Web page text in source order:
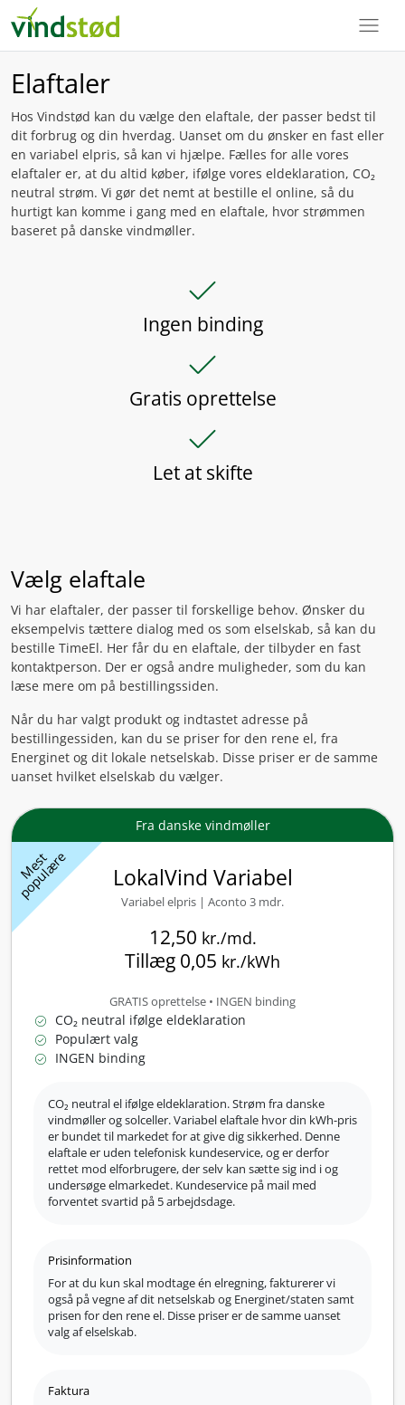
menu
Elaftaler
Hos Vindstød kan du vælge den elaftale, der passer bedst til
dit forbrug og din hverdag. Uanset om du ønsker en fast eller
en variabel elpris, så kan vi hjælpe. Fælles for alle vores
elaftaler er, at du altid køber, ifølge vores eldeklaration, CO₂
neutral strøm. Vi gør det nemt at bestille el online, så du
hurtigt kan komme i gang med en elaftale, hvor strømmen
baseret på danske vindmøller.
check
Ingen binding
check
Gratis oprettelse
check
Let at skifte
Vælg elaftale
Vi har elaftaler, der passer til forskellige behov. Ønsker du
eksempelvis tættere dialog med os som elselskab, så kan du
bestille TimeEl. Her får du en elaftale, der tilbyder en fast
kontaktperson. Der er også andre muligheder, som du kan
læse mere om på bestillingssiden.
Når du har valgt produkt og indtastet adresse på
bestillingessiden, kan du se priser for den rene el, fra
Energinet og dit lokale netselskab. Disse priser er de samme
uanset hvilket elselskab du vælger.
Fra danske vindmøller
Mest
populære LokalVind Variabel
Variabel elpris | Aconto 3 mdr.
12,50 kr./md.
Tillæg 0,05 kr./kWh
GRATIS oprettelse • INGEN binding
check_circle CO₂ neutral ifølge eldeklaration
check_circle Populært valg
check_circle INGEN binding
CO₂ neutral el ifølge eldeklaration. Strøm fra danske
vindmøller og solceller. Variabel elaftale hvor din kWh-pris
er bundet til markedet for at give dig sikkerhed. Denne
elaftale er uden telefonisk kundeservice, og er derfor
rettet mod elforbrugere, der selv kan sætte sig ind i og
undersøge elmarkedet. Kundeservice på mail med
forventet svartid på 5 arbejdsdage.
Prisinformation
For at du kun skal modtage én elregning, fakturerer vi
også på vegne af dit netselskab og Energinet/staten samt
prisen for den rene el. Disse priser er de samme uanset
valg af elselskab.
Faktura